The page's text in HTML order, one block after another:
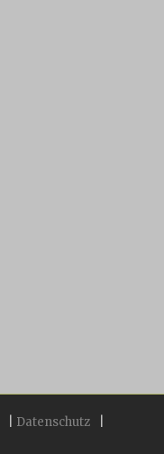
Datenschutz